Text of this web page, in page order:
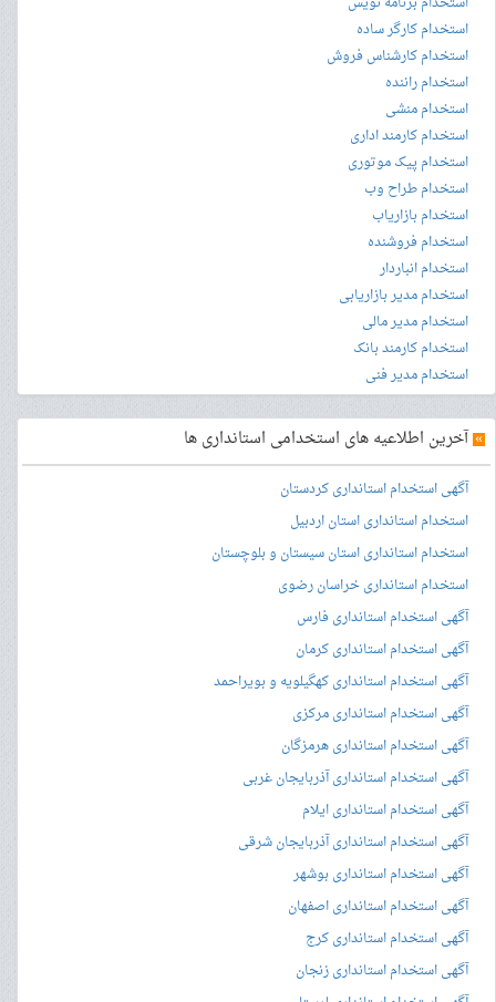
استخدام کارگر ساده
استخدام کارشناس فروش
استخدام راننده
استخدام منشی
استخدام کارمند اداری
استخدام پیک موتوری
استخدام طراح وب
استخدام بازاریاب
استخدام فروشنده
استخدام انباردار
استخدام مدیر بازاریابی
استخدام مدیر مالی
استخدام کارمند بانک
استخدام مدیر فنی
»آخرین اطلاعیه های استخدامی استانداری ها
آگهی استخدام استانداری کردستان
استخدام استانداری استان اردبیل
استخدام استانداری استان سیستان و بلوچستان
استخدام استانداری خراسان رضوی
آگهی استخدام استانداری فارس
آگهی استخدام استانداری کرمان
آگهی استخدام استانداری کهگیلویه و بویراحمد
آگهی استخدام استانداری مرکزی
آگهی استخدام استانداری هرمزگان
آگهی استخدام استانداری آذربایجان غربی
آگهی استخدام استانداری ایلام
آگهی استخدام استانداری آذربایجان شرقی
آگهی استخدام استانداری بوشهر
آگهی استخدام استانداری اصفهان
آگهی استخدام استانداری کرج
آگهی استخدام استانداری زنجان